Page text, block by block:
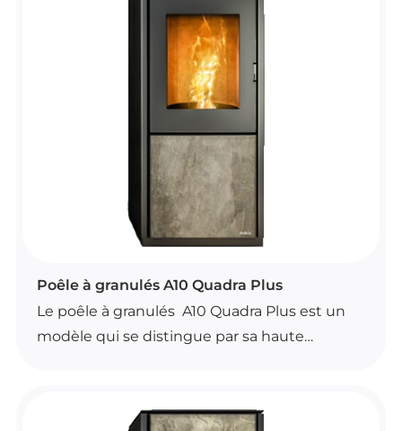
balais. Son fonctionnement peut aussi être
géré avec un kit Wi-Fi en option.
Ce modèle est un poêle étanche avec
ventilation frontale désactivable et système
de contrôle automatique de la combustion. Il
est disponible en plusieurs variantes de
POÊLES À GRANULÉS
Poêle à granulés A10 Quadra Plus
Le poêle à granulés A10 Quadra Plus est un
modèle qui se distingue par sa haute
garantissant ainsi un confort optimal. Notre